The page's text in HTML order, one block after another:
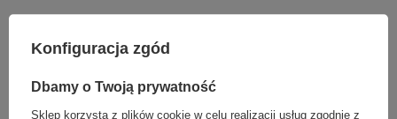
Konfiguracja zgód
Dbamy o Twoją prywatność
Sklep korzysta z plików cookie w celu realizacji usług zgodnie z